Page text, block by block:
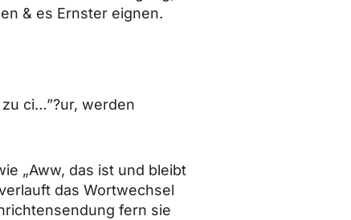
& es Ernster eignen.
ci…”?ur, werden
„Aww, das ist und bleibt
das Wortwechsel
fern sie